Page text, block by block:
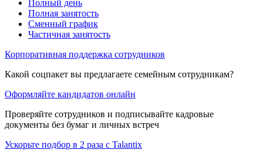
Полный день
Полная занятость
Сменный график
Частичная занятость
Корпоративная поддержка сотрудников
Какой соцпакет вы предлагаете семейным сотрудникам?
Оформляйте кандидатов онлайн
Проверяйте сотрудников и подписывайте кадровые
документы без бумаг и личных встреч
Ускорьте подбор в 2 раза с Talantix